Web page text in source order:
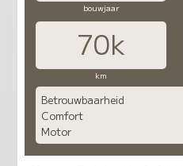
bouwjaar
70k
km
Betrouwbaarheid
Comfort
Motor